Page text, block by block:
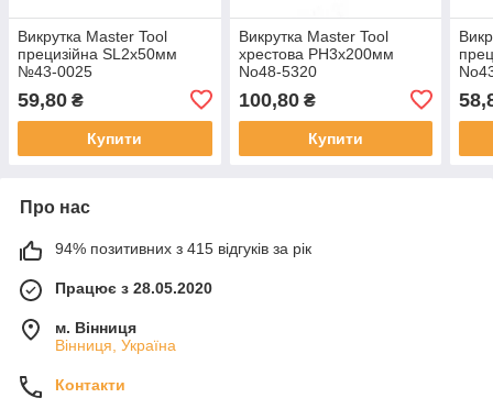
Викрутка Master Tool
прецизійна SL2х50мм
№43-0025
59,80 ₴
Купити
Викрутка Master Tool
хрестова PH3х200мм
No48-5320
100,80₴
Купити
Про нас
94% позитивних з 415 відгуків за рік
Працює з 28.05.2020
м. Вінниця
Вінниця, Україна
Контакти